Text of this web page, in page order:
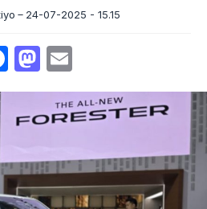
24-07-2025 - 15.15
Facebook
Mastodon